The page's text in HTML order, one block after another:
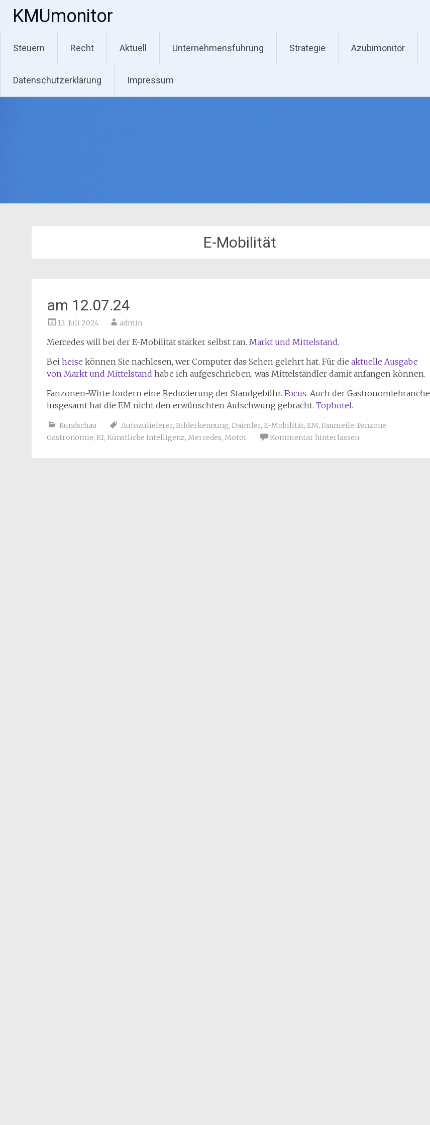
Inhalt
springen
KMUmonitor
Steuern Recht Aktuell Unternehmensführung Strategie Azubimonitor
Datenschutzerklärung Impressum
E-Mobilität
am 12.07.24
12. Juli 2024 admin
Mercedes will bei der E-Mobilität stärker selbst ran. Markt und Mittelstand.
Bei heise können Sie nachlesen, wer Computer das Sehen gelehrt hat. Für die aktuelle Ausgabe
von Markt und Mittelstand habe ich aufgeschrieben, was Mittelständler damit anfangen können.
Fanzonen-Wirte fordern eine Reduzierung der Standgebühr. Focus. Auch der Gastronomiebranche
insgesamt hat die EM nicht den erwünschten Aufschwung gebracht. Tophotel.
Rundschau Autozulieferer, Bilderkennung, Daimler, E-Mobilität, EM, Fanmeile, Fanzone,
Gastronomie, KI, Künstliche Intelligenz, Mercedes, Motor Kommentar hinterlassen